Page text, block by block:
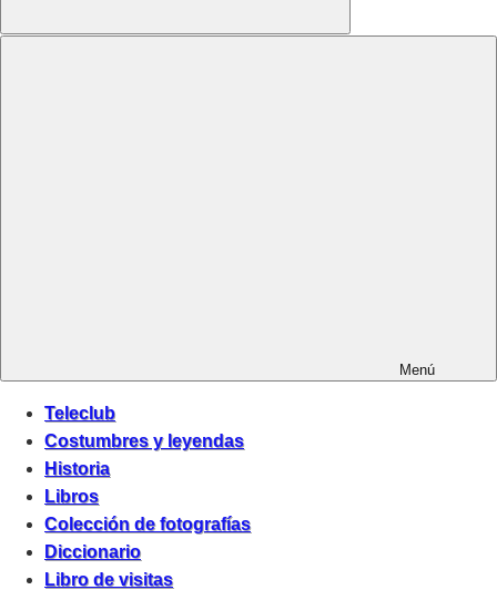
Buscar
Menú
Teleclub
Costumbres y leyendas
Historia
Libros
Colección de fotografías
Diccionario
Libro de visitas